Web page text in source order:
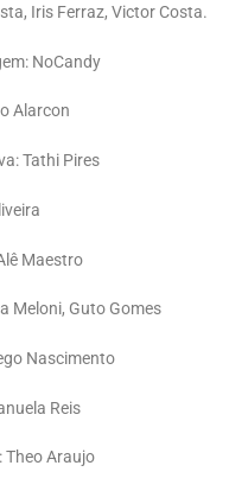
Iris Ferraz, Victor Costa.
NoCandy
Alarcon
Tathi Pires
Maestro
Meloni, Guto Gomes
Nascimento
Reis
Theo Araujo